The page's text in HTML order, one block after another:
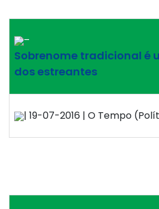
–
Sobrenome tradicional é
dos estreantes
| 19-07-2016 | O Tempo